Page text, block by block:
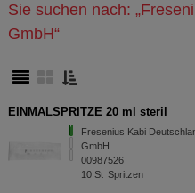
Sie suchen nach: „
GmbH“
EINMALSPRITZE 20 ml steril
Fresenius Kabi
GmbH
00987526
10 St Spritzen